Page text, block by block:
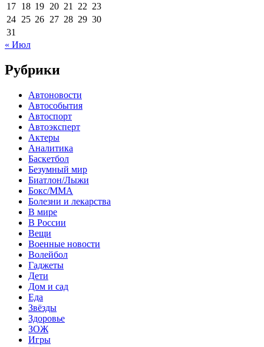
17 18 19 20 21 22 23
24 25 26 27 28 29 30
31
« Июл
Рубрики
Автоновости
Автособытия
Автоспорт
Автоэксперт
Актеры
Аналитика
Баскетбол
Безумный мир
Биатлон/Лыжи
Бокс/MMA
Болезни и лекарства
В мире
В России
Вещи
Военные новости
Волейбол
Гаджеты
Дети
Дом и сад
Еда
Звёзды
Здоровье
ЗОЖ
Игры